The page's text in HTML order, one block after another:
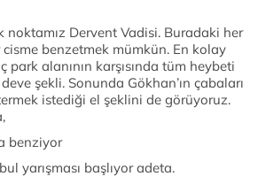
noktamız Dervent Vadisi. Buradaki her
benzetmek mümkün. En kolay
park alanının karşısında tüm heybeti
şekli. Sonunda Gökhan’ın çabaları
istediği el şeklini de görüyoruz.
benziyor
yarışması başlıyor adeta.